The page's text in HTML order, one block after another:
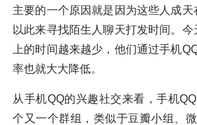
主要的一个原因就是因为这些人成天
以此来寻找陌生人聊天打发时间。
上的时间越来越少，他们通过手机
率也就大大降低。
从手机QQ的兴趣社交来看，手机
个又一个群组，类似于豆瓣小组、